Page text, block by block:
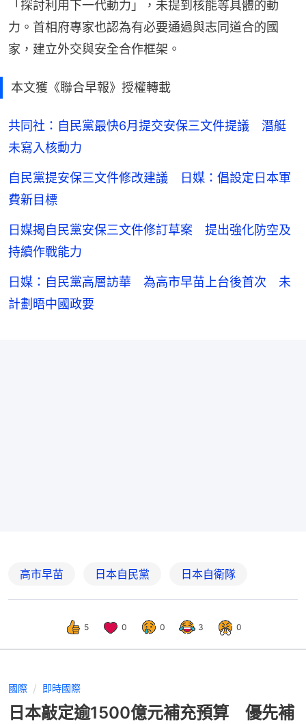
「探討利用下一代動力」，未提到核能等具體的動
力。首相府專家也認為有必要通過與志同道合的國
家，建立外交與安全合作框架。
本文獲《聯合早報》授權轉載
共同社：自民黨最快6月提交安保三文件提議 潛艇
未寫入核動力
自民黨提安保三文件修改建議 日媒：倡設定日本軍
費新目標
日媒揭自民黨安保三文件修訂草案 提出強化防空及
持續作戰能力
日媒：自民黨高層訪華 為高市早苗上台後首次 未
計劃晤中國政要
高市早苗 日本自民黨 日本自衛隊
5 0 0 3 0
國際 即時國際
日本敲定逾1500億元補充預算 優先補